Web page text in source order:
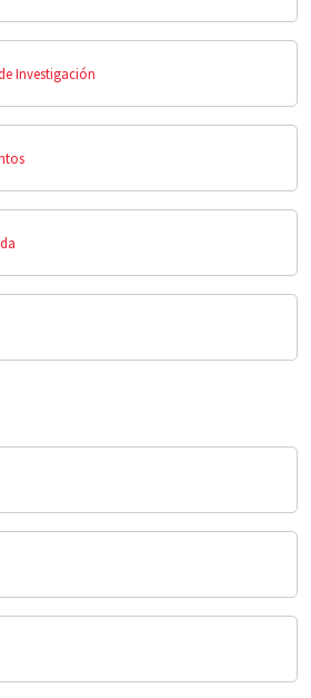
Investigación